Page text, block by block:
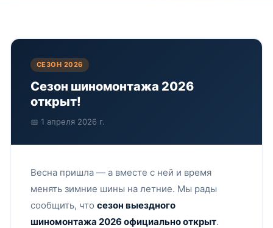
СЕЗОН 2026
Сезон шиномонтажа 2026
открыт!
📅 1 апреля 2026 г.
Весна пришла — а вместе с ней и время
менять зимние шины на летние. Мы рады
сообщить, что сезон выездного
шиномонтажа 2026 официально открыт.